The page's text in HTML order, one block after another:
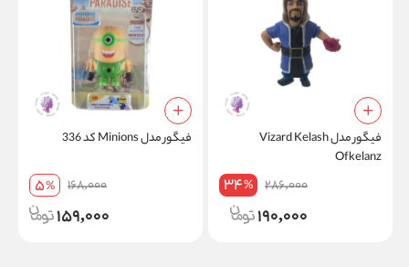
فیگور مدل Vizard Kelash
Ofkelanz
286,000
34%
190,000
فیگور مدل Minions کد 336
168,000
5%
159,000